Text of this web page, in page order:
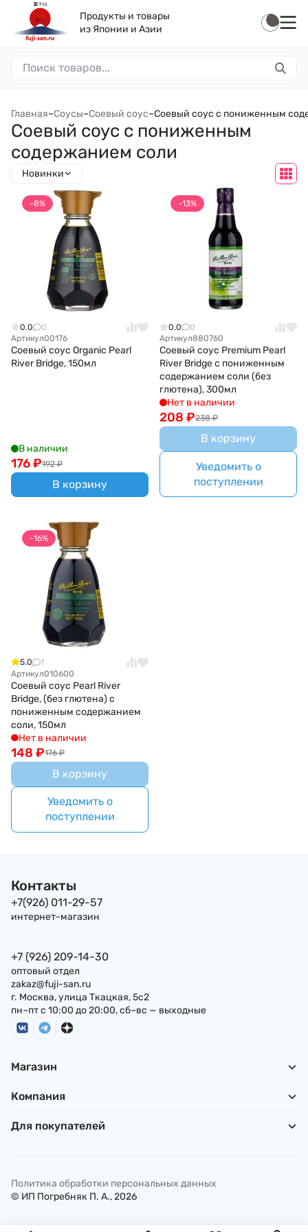
Продукты и товары
из Японии и Азии
Главная–Соусы–Соевый соус–Соевый соус с пониженным
Соевый соус с пониженным
содержанием соли
Новинки
-8%
0.0
0
Артикул00176
Соевый соус Organic Pearl
River Bridge, 150мл
В наличии
192 ₽
176₽
В корзину
-13%
0.0
0
Артикул880760
Соевый соус Premium Pearl
River Bridge с пониженным
содержанием соли (без
глютена), 300мл
Нет в наличии
238 ₽
208 ₽
В корзину
Уведомить о
поступлении
-16%
5.0
1
Артикул010600
Соевый соус Pearl River
Bridge, (без глютена) с
пониженным содержанием
соли, 150мл
Нет в наличии
176 ₽
148 ₽
В корзину
Уведомить о
поступлении
Контакты
+7(926) 011-29-57
интернет-магазин
+7 (926) 209-14-30
оптовый отдел
zakaz@fuji-san.ru
г. Москва, улица Ткацкая, 5с2
пн–пт с 10:00 до 20:00, сб–вс — выходные
Магазин
Компания
Для покупателей
© ИП Погребняк П. А., 2026
Политика обработки персональных данных